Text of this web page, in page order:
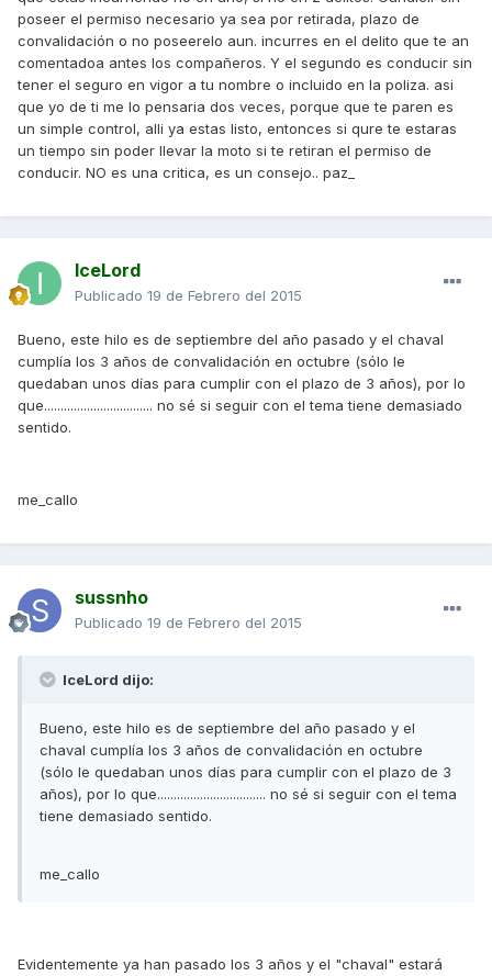
poseer el permiso necesario ya sea por retirada, plazo de
convalidación o no poseerelo aun. incurres en el delito que te an
comentadoa antes los compañeros. Y el segundo es conducir sin
tener el seguro en vigor a tu nombre o incluido en la poliza. asi
que yo de ti me lo pensaria dos veces, porque que te paren es
un simple control, alli ya estas listo, entonces si qure te estaras
un tiempo sin poder llevar la moto si te retiran el permiso de
conducir. NO es una critica, es un consejo.. paz_
IceLord
Publicado 19 de Febrero del 2015
Bueno, este hilo es de septiembre del año pasado y el chaval
cumplía los 3 años de convalidación en octubre (sólo le
quedaban unos días para cumplir con el plazo de 3 años), por lo
que................................. no sé si seguir con el tema tiene demasiado
sentido.
me_callo
sussnho
Publicado 19 de Febrero del 2015
IceLord dijo:
Bueno, este hilo es de septiembre del año pasado y el
chaval cumplía los 3 años de convalidación en octubre
(sólo le quedaban unos días para cumplir con el plazo de 3
años), por lo que................................. no sé si seguir con el tema
tiene demasiado sentido.
me_callo
Evidentemente ya han pasado los 3 años y el "chaval" estará